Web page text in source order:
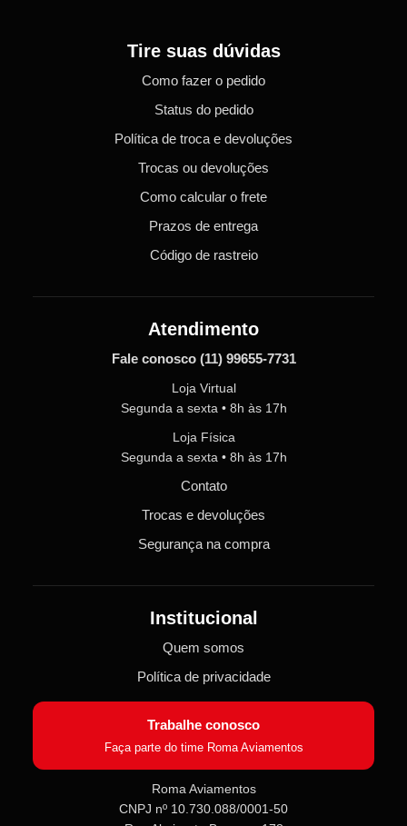
Roma Aviamentos
Tire suas dúvidas
Como fazer o pedido
Status do pedido
Política de troca e devoluções
Trocas ou devoluções
Como calcular o frete
Prazos de entrega
Código de rastreio
Atendimento
Fale conosco (11) 99655-7731
Loja Virtual
Segunda a sexta • 8h às 17h
Loja Física
Segunda a sexta • 8h às 17h
Contato
Trocas e devoluções
Segurança na compra
Institucional
Quem somos
Política de privacidade
Trabalhe conosco
Faça parte do time Roma Aviamentos
Roma Aviamentos
CNPJ nº 10.730.088/0001-50